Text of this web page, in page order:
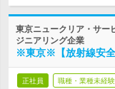
東京ニュークリア・サー
ジニアリング企業
※東京※【放射線安全
正社員 職種・業種未経